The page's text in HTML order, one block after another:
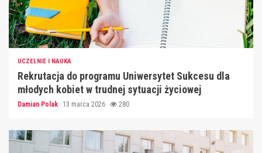
UCZELNIE I NAUKA
Rekrutacja do programu Uniwersytet Sukcesu dla
młodych kobiet w trudnej sytuacji życiowej
Damian Polak 13 marca 2026 280